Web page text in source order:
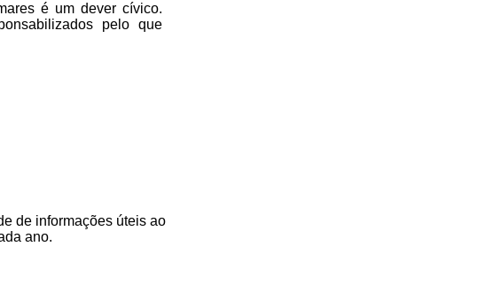
é um dever cívico.
pelo que
de informações úteis ao
ano.